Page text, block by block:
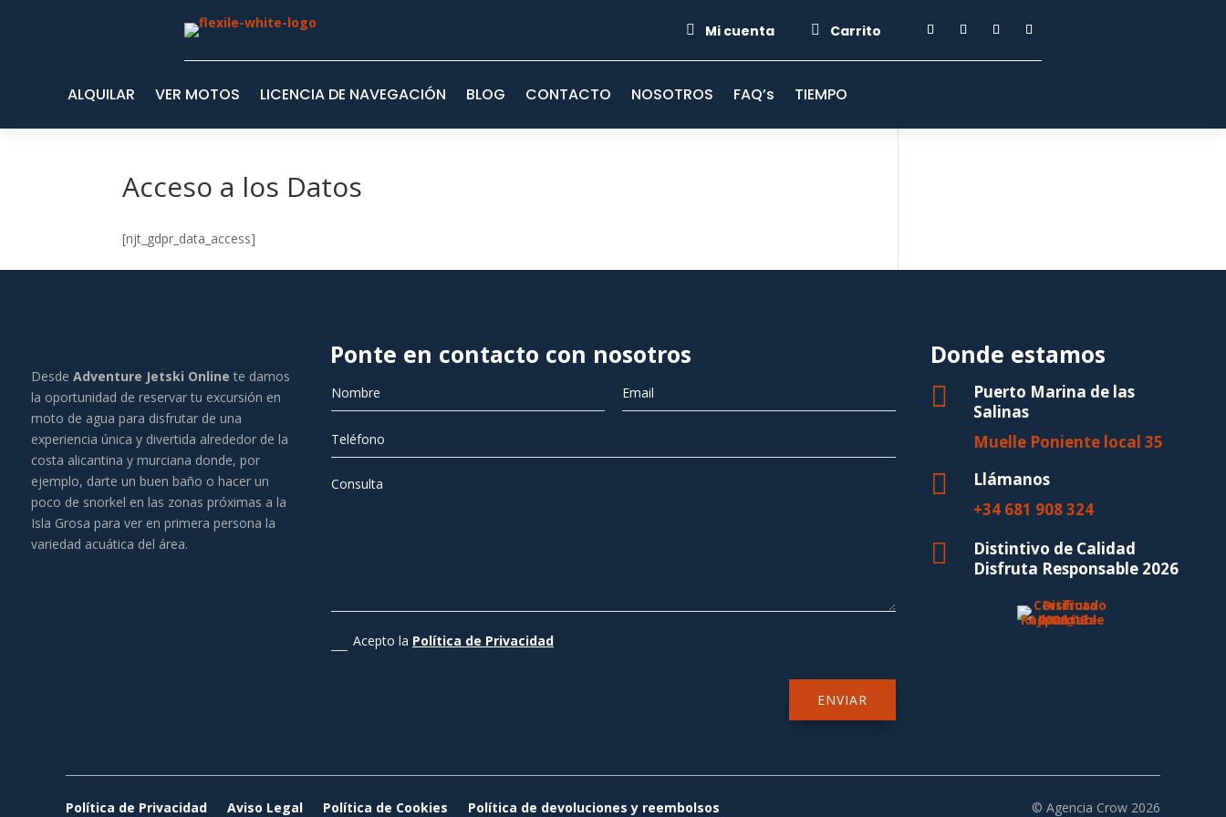
 Mi cuenta  Carrito
ALQUILAR VER MOTOS LICENCIA DE NAVEGACIÓN BLOG CONTACTO NOSOTROS FAQ’s TIEMPO
Acceso a los Datos
[njt_gdpr_data_access]
Desde Adventure Jetski Onlinete damos
la oportunidad de reservar tu excursión en
moto de agua para disfrutar de una
experiencia única y divertida alrededor de la
costa alicantina y murciana donde, por
ejemplo, darte un buen baño o hacer un
poco de snorkel en las zonas próximas a la
Isla Grosa para ver en primera persona la
variedad acuática del área.
Ponte en contacto con nosotros
Acepto la Política de Privacidad
ENVIAR
Donde estamos

Puerto Marina de las
Salinas
Muelle Poniente local 35

Llámanos
+34 681 908 324

Distintivo de Calidad
Disfruta Responsable 2026
Política de Privacidad Aviso Legal Política de Cookies Política de devoluciones y reembolsos © Agencia Crow 2026